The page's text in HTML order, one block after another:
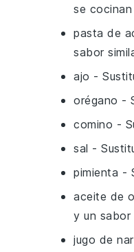
se
pasta de
sabor
ajo -
orégano -
comino -
sal -
pimienta -
aceite de
y un sabor
jugo de